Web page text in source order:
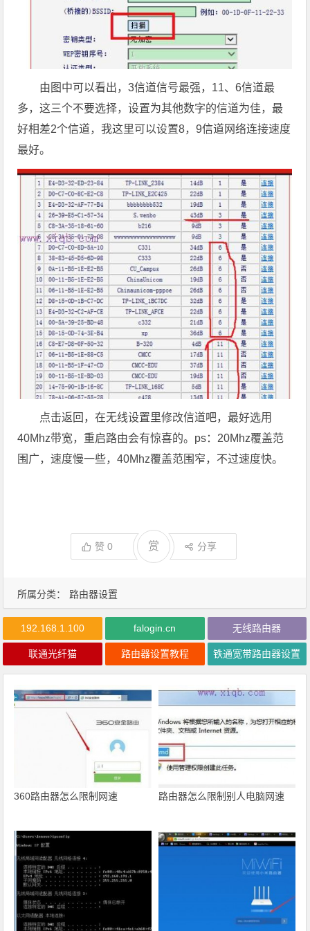
所属分类： 路由器设置
由图中可以看出，3信道信号最强，11、6信道最
多，这三个不要选择，设置为其他数字的信道为佳，最
好相差2个信道，我这里可以设置8，9信道网络连接速度
最好。
点击返回，在无线设置里修改信道吧，最好选用
40Mhz带宽，重启路由会有惊喜的。ps：20Mhz覆盖范
围广，速度慢一些，40Mhz覆盖范围窄，不过速度快。
赞0 赏 分享
192.168.1.100 falogin.cn 无线路由器
联通光纤猫 路由器设置教程 铁通宽带路由器设置
360路由器怎么限制网速 路由器怎么限制别人电脑网速